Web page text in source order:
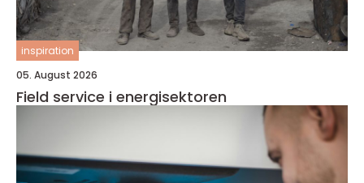
inspiration
05. August 2026
Field service i energisektoren